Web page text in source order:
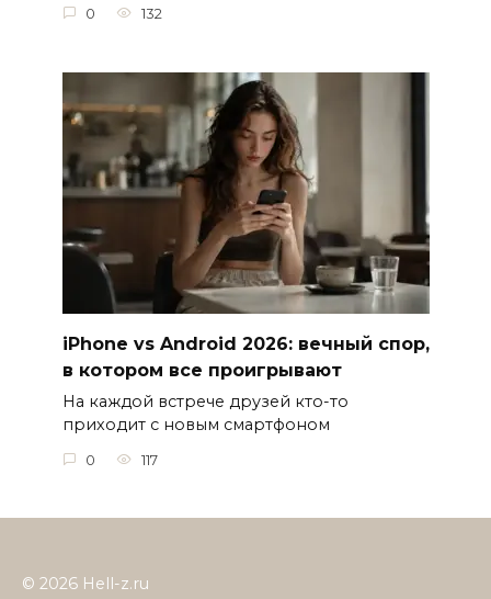
0 132
iPhone vs Android 2026: вечный спор,
в котором все проигрывают
На каждой встрече друзей кто-то
приходит с новым смартфоном
0 117
© 2026 Hell-z.ru